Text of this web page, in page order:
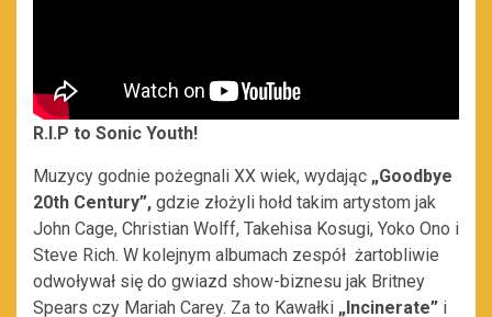
R.I.P to Sonic Youth!
Muzycy godnie pożegnali XX wiek, wydając „Goodbye
20th Century”, gdzie złożyli hołd takim artystom jak
John Cage, Christian Wolff, Takehisa Kosugi, Yoko Ono i
Steve Rich. W kolejnym albumach zespół żartobliwie
odwoływał się do gwiazd show-biznesu jak Britney
Spears czy Mariah Carey. Za to Kawałki „Incinerate” i